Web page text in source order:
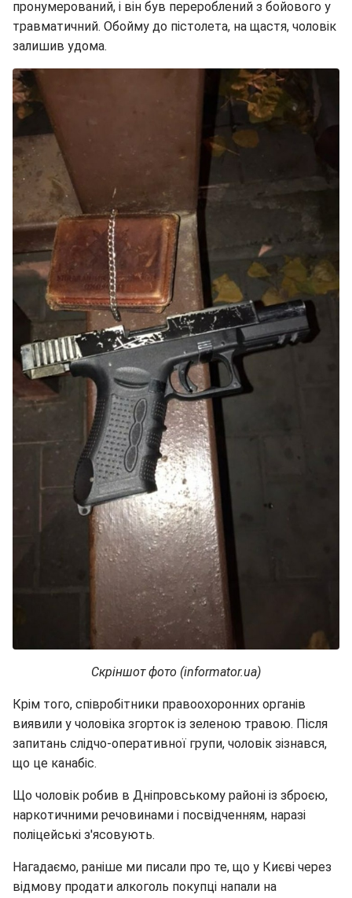
пронумерований, і він був перероблений з бойового у
травматичний. Обойму до пістолета, на щастя, чоловік
залишив удома.
Скріншот фото (informator.ua)
Крім того, співробітники правоохоронних органів
виявили у чоловіка згорток із зеленою травою. Після
запитань слідчо-оперативної групи, чоловік зізнався,
що це канабіс.
Що чоловік робив в Дніпровському районі із зброєю,
наркотичними речовинами і посвідченням, наразі
поліцейські з'ясовують.
Нагадаємо, раніше ми писали про те, що у Києві через
відмову продати алкоголь покупці напали на